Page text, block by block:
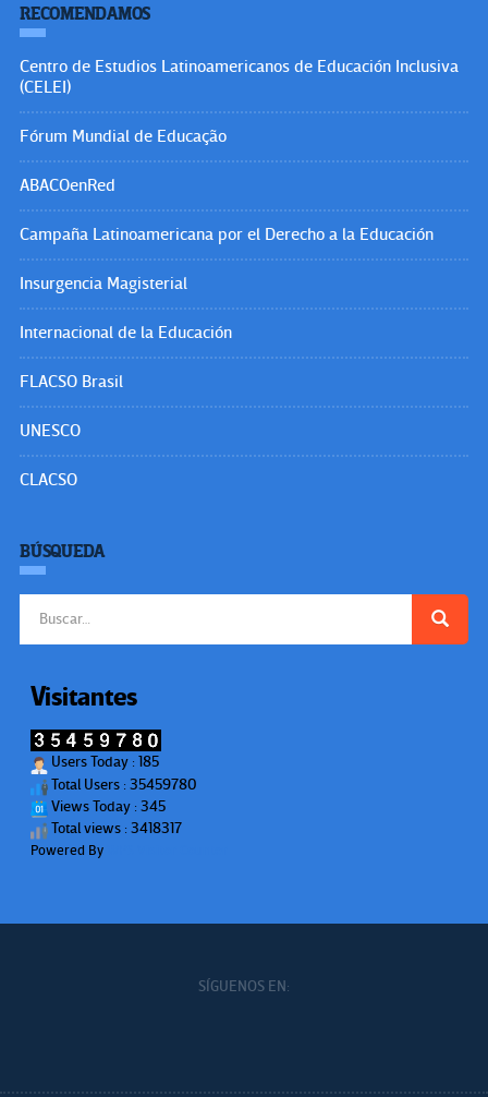
RECOMENDAMOS
Centro de Estudios Latinoamericanos de Educación Inclusiva
(CELEI)
Fórum Mundial de Educação
ABACOenRed
Campaña Latinoamericana por el Derecho a la Educación
Insurgencia Magisterial
Internacional de la Educación
FLACSO Brasil
UNESCO
CLACSO
BÚSQUEDA
Visitantes
Users Today : 185
Total Users : 35459780
Views Today : 345
Total views : 3418317
Powered By
SÍGUENOS EN: